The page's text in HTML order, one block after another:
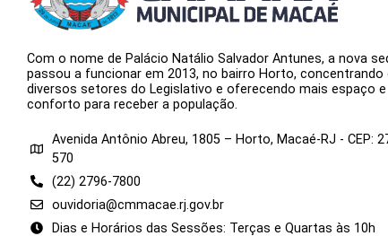
Com o nome de Palácio Natálio Salvador Antunes, a nova
passou a funcionar em 2013, no bairro Horto, concentrando
diversos setores do Legislativo e oferecendo mais espaço e
conforto para receber a população.
Avenida Antônio Abreu, 1805 – Horto, Macaé-RJ - CEP:
570
(22) 2796-7800
ouvidoria@cmmacae.rj.gov.br
Dias e Horários das Sessões: Terças e Quartas às 10h